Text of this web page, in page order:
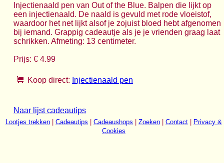
Injectienaald pen van Out of the Blue. Balpen die lijkt op
een injectienaald. De naald is gevuld met rode vloeistof,
waardoor het net lijkt alsof je zojuist bloed hebt afgenomen
bij iemand. Grappig cadeautje als je je vrienden graag laat
schrikken. Afmeting: 13 centimeter.
Prijs: € 4.99
Koop direct: Injectienaald pen
Naar lijst cadeautips
Lootjes trekken Cadeautips Cadeaushops Zoeken Contact
Privacy &
Cookies